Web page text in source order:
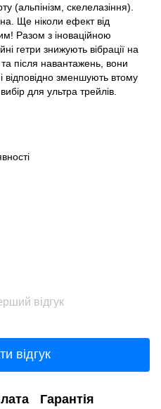
(альпінізм, скелелазіння).
Ще ніколи ефект від
Разом з іноваційною
гетри знижують вібрації на
після навантажень, вони
відповідно зменшують втому
для ультра трейлів.
відгук
відгук
Гарантія